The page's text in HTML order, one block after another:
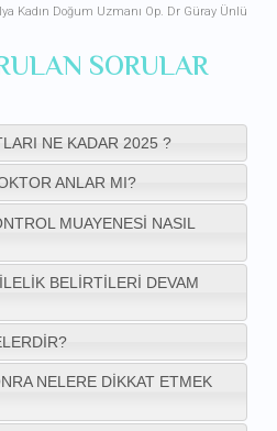
Kadın Doğum Uzmanı Op. Dr Güray Ünlü
SORULAR
NE KADAR 2025 ?
ANLAR MI?
MUAYENESI NASIL
BELIRTILERI DEVAM
NELERE DIKKAT ETMEK